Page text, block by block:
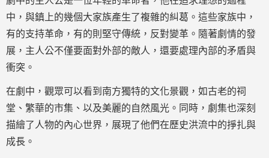
中，與鎮上的幾個大家族產生了複雜的糾葛。這些家族中，
有的支持革命，有的則堅守傳統，反對變革。隨著劇情的發
展，主人公不僅要面對外部的敵人，還要處理內部的矛盾與
衝突。
在劇中，觀眾可以看到南方獨特的文化景觀，如古老的祠
堂、繁華的市集、以及美麗的自然風光。同時，劇集也深刻
描繪了人物的內心世界，展現了他們在歷史洪流中的掙扎與
成長。